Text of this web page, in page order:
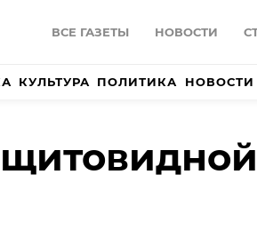
ВСЕ ГАЗЕТЫ НОВОСТИ
КУЛЬТУРА ПОЛИТИКА